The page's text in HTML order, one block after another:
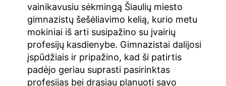
vainikavusiu sėkmingą Šiaulių miesto
gimnazistų šešėliavimo kelią, kurio metu
mokiniai iš arti susipažino su įvairių
profesijų kasdienybe. Gimnazistai dalijosi
įspūdžiais ir pripažino, kad ši patirtis
padėjo geriau suprasti pasirinktas
profesijas bei drąsiau planuoti savo